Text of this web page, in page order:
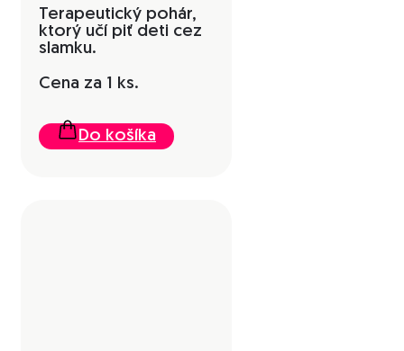
Terapeutický pohár,
ktorý učí piť deti cez
slamku.
Cena za 1 ks.
Do košíka